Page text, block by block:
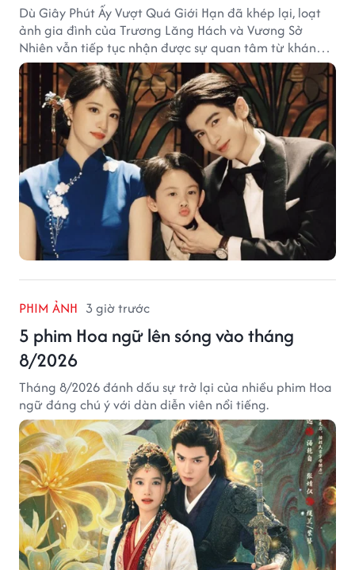
Dù Giây Phút Ấy Vượt Quá Giới Hạn đã khép lại, loạt
ảnh gia đình của Trương Lăng Hách và Vương Sở
Nhiên vẫn tiếp tục nhận được sự quan tâm từ khán
giả.
PHIM ẢNH 3 giờ trước
5 phim Hoa ngữ lên sóng vào tháng
8/2026
Tháng 8/2026 đánh dấu sự trở lại của nhiều phim Hoa
ngữ đáng chú ý với dàn diễn viên nổi tiếng.